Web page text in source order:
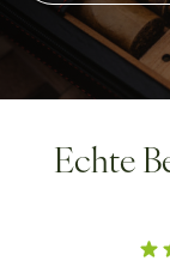
Echte